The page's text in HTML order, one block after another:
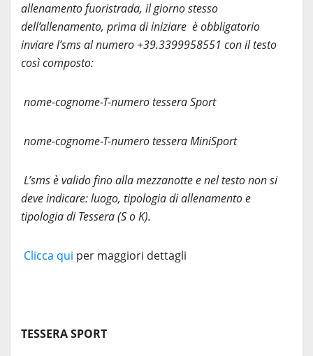
allenamento fuoristrada, il giorno stesso
dell’allenamento, prima di iniziare è obbligatorio
inviare l’sms al numero +39.3399958551 con il testo
così composto:
nome-cognome-T-numero tessera Sport
nome-cognome-T-numero tessera MiniSport
L’sms è valido fino alla mezzanotte e nel testo non si
deve indicare: luogo, tipologia di allenamento e
tipologia di Tessera (S o K).
Clicca qui per maggiori dettagli
TESSERA SPORT